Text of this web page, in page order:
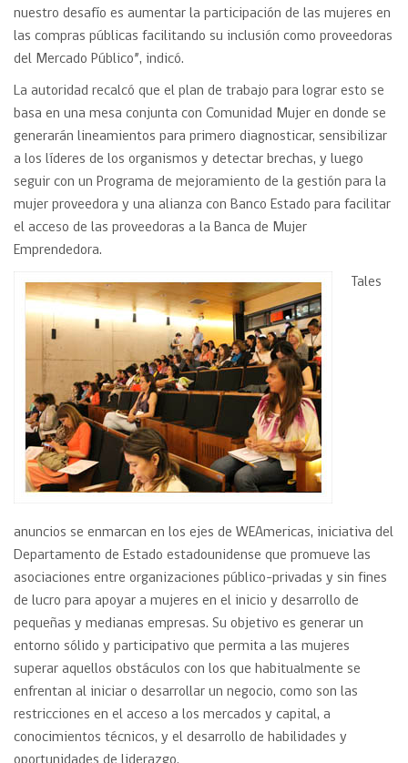
nuestro desafío es aumentar la participación de las mujeres en
las compras públicas facilitando su inclusión como proveedoras
del Mercado Público”, indicó.
La autoridad recalcó que el plan de trabajo para lograr esto se
basa en una mesa conjunta con Comunidad Mujer en donde se
generarán lineamientos para primero diagnosticar, sensibilizar
a los líderes de los organismos y detectar brechas, y luego
seguir con un Programa de mejoramiento de la gestión para la
mujer proveedora y una alianza con Banco Estado para facilitar
el acceso de las proveedoras a la Banca de Mujer
Emprendedora.
Tales
anuncios se enmarcan en los ejes de WEAmericas, iniciativa del
Departamento de Estado estadounidense que promueve las
asociaciones entre organizaciones público-privadas y sin fines
de lucro para apoyar a mujeres en el inicio y desarrollo de
pequeñas y medianas empresas. Su objetivo es generar un
entorno sólido y participativo que permita a las mujeres
superar aquellos obstáculos con los que habitualmente se
enfrentan al iniciar o desarrollar un negocio, como son las
restricciones en el acceso a los mercados y capital, a
conocimientos técnicos, y el desarrollo de habilidades y